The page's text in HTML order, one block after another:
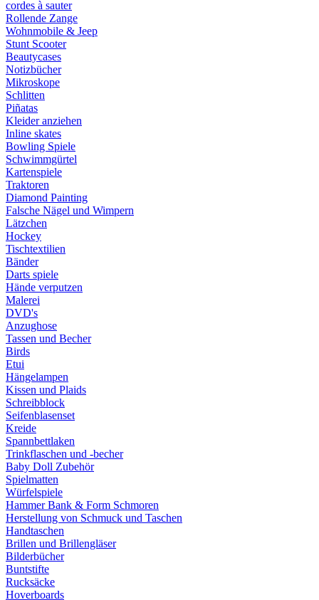
cordes à sauter
Rollende Zange
Wohnmobile & Jeep
Stunt Scooter
Beautycases
Notizbücher
Mikroskope
Schlitten
Piñatas
Kleider anziehen
Inline skates
Bowling Spiele
Schwimmgürtel
Kartenspiele
Traktoren
Diamond Painting
Falsche Nägel und Wimpern
Lätzchen
Hockey
Tischtextilien
Bänder
Darts spiele
Hände verputzen
Malerei
DVD's
Anzughose
Tassen und Becher
Birds
Etui
Hängelampen
Kissen und Plaids
Schreibblock
Seifenblasenset
Kreide
Spannbettlaken
Trinkflaschen und -becher
Baby Doll Zubehör
Spielmatten
Würfelspiele
Hammer Bank & Form Schmoren
Herstellung von Schmuck und Taschen
Handtaschen
Brillen und Brillengläser
Bilderbücher
Buntstifte
Rucksäcke
Hoverboards